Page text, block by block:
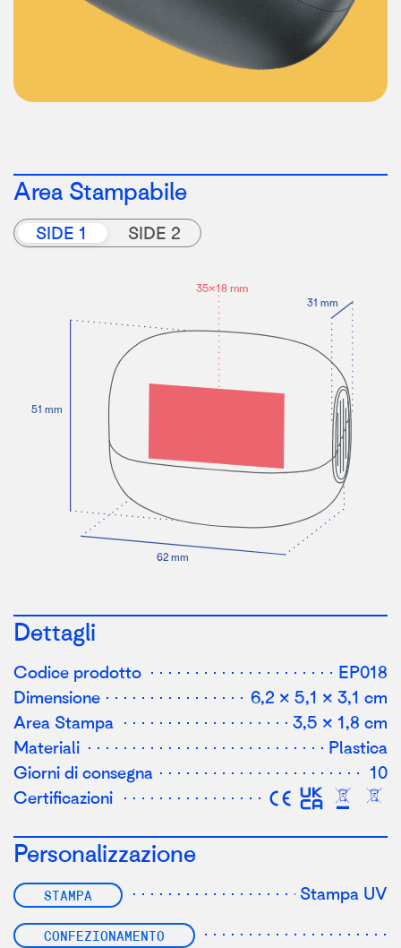
Area Stampabile
SIDE 1 SIDE 2
51 mm
62 mm
31 mm
35×18 mm
Dettagli
Codice prodotto
EP018
Dimensione
6,2 × 5,1 × 3,1 cm
Area Stampa
3,5 × 1,8 cm
Materiali
Plastica
Giorni di consegna
10
Certificazioni
Personalizzazione
STAMPA Stampa UV
CONFEZIONAMENTO